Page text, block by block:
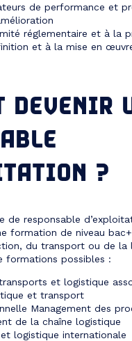
de performance et
réglementaire et à la
et à la mise en
DEVENIR
?
de responsable
formation de niveau
du transport ou de la
formations possibles :
et logistique
et transport
Management des
de la chaîne logistique
logistique internationale